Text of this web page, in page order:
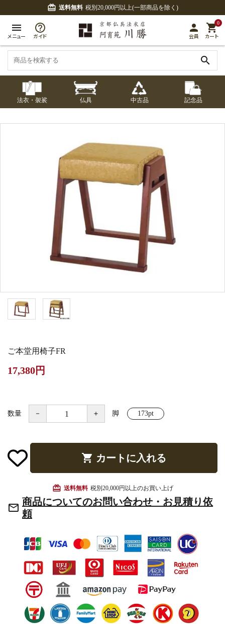
card_giftcard 送料無料 税別20,000円以上(一部商品を除く)
menu
メニュー ガイド
person
会員
0
shopping_cart
カート
search
七条袈裟
色衣・裳附
黒衣・直綴
法衣・袈裟
五条袈裟 色衣・裳附
黒衣・直綴 布袍・間衣
白衣・色服 襦袢・裾除け
白帯・足袋 草履・はきもの
輪袈裟・畳袈裟
コート・雨具
記念品
経本入・念珠入・式
中啓・扇子 収納
記念品・おつかいも
書籍
仏具
卓類・常香盤・礼盤 天蓋・瓔珞・吊金具
灯明具・灯明準備用
金香炉・花瓶・火立
土香炉・香炉台・香
仏器・供笥・供物
きん・きん台・鳴物 ご法要用品・箱類
打敷・礼盤打敷・下
掛・水引
欄間・障子・襖・翠
簾
中古品
ご本堂用椅子FR
17,380円
数量 － ＋ 脚 173pt
shopping_cart カートに入れる
card_giftcard 送料無料 税別20,000円以上のお買い上げ
mail_outline 商品についてのお問い合わせ・お見積り依
頼